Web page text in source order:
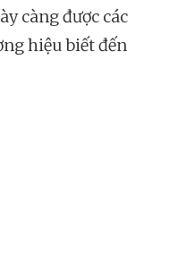
càng được các
hiệu biết đến